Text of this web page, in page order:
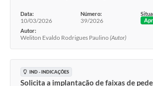
Data:
10/03/2026
Número:
39/2026
Autor:
Weliton Evaldo Rodrigues Paulino (Autor)
IND - INDICAÇÕES
Solicita a implantação de faixas de